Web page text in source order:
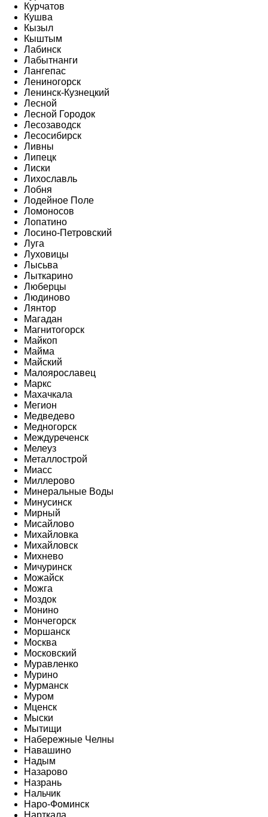
Курчатов
Кушва
Кызыл
Кыштым
Лабинск
Лабытнанги
Лангепас
Лениногорск
Ленинск-Кузнецкий
Лесной
Лесной Городок
Лесозаводск
Лесосибирск
Ливны
Липецк
Лиски
Лихославль
Лобня
Лодейное Поле
Ломоносов
Лопатино
Лосино-Петровский
Луга
Луховицы
Лысьва
Лыткарино
Люберцы
Людиново
Лянтор
Магадан
Магнитогорск
Майкоп
Майма
Майский
Малоярославец
Маркс
Махачкала
Мегион
Медведево
Медногорск
Междуреченск
Мелеуз
Металлострой
Миасс
Миллерово
Минеральные Воды
Минусинск
Мирный
Мисайлово
Михайловка
Михайловск
Михнево
Мичуринск
Можайск
Можга
Моздок
Монино
Мончегорск
Моршанск
Москва
Московский
Муравленко
Мурино
Мурманск
Муром
Мценск
Мыски
Мытищи
Набережные Челны
Навашино
Надым
Назарово
Назрань
Нальчик
Наро-Фоминск
Нарткала